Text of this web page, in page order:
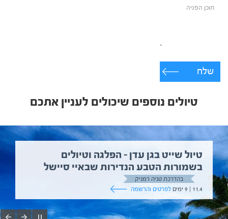
שלח
טיולים נוספים שיכולים לעניין אתכם
טיול שייט בגן עדן – הפלגה וטיולים
בשמורות הטבע הנדירות שבאיי סיישל
בהדרכת טניה רמניק
11.4 | 9 ימים
לפרטים והרשמה